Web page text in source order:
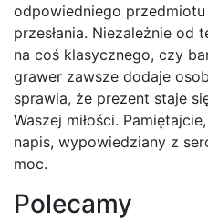
odpowiedniego
przesłania. Niezależnie od
na coś klasycznego, czy
grawer zawsze dodaje
sprawia, że prezent staje
Waszej miłości.
napis, wypowiedziany z
moc.
Polecamy